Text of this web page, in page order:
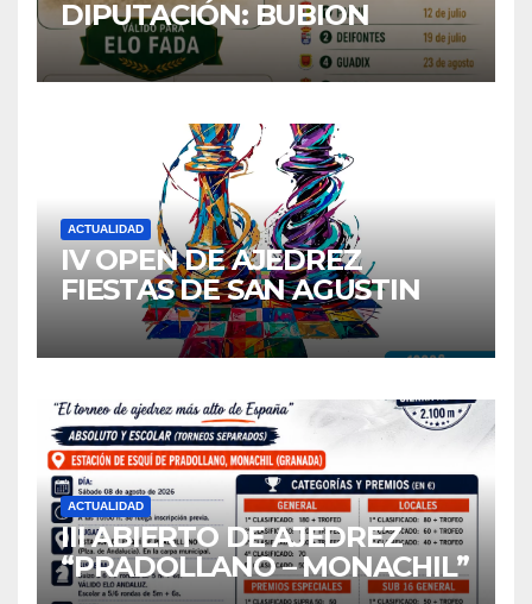
DIPUTACIÓN: BUBION
ACTUALIDAD
IV OPEN DE AJEDREZ
FIESTAS DE SAN AGUSTIN
ACTUALIDAD
III ABIERTO DE AJEDREZ
“PRADOLLANO – MONACHIL”